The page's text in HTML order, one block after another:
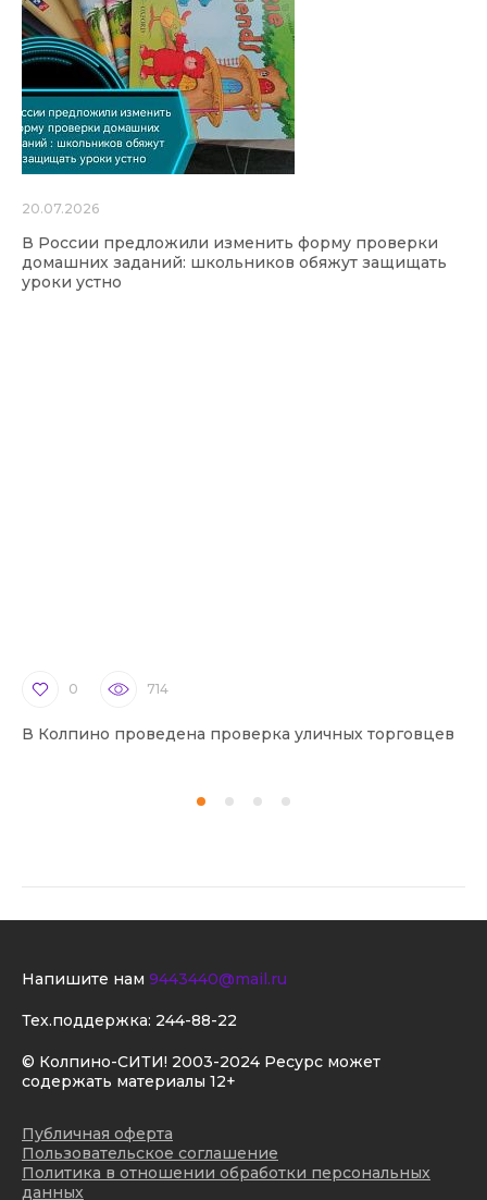
20.07.2026
В России предложили изменить форму проверки
домашних заданий: школьников обяжут защищать
уроки устно
0 714
В Колпино проведена проверка уличных торговцев
© Колпино-СИТИ! 2003-2024 Ресурс может
содержать материалы 12+
Публичная оферта
Пользовательское соглашение
Политика в отношении обработки персональных
данных
Напишите нам 9443440@mail.ru
Тех.поддержка: 244-88-22